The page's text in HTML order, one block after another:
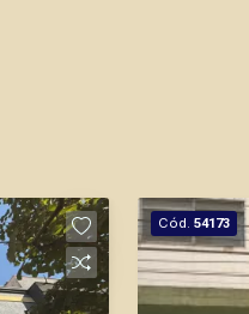
Cód. 54173